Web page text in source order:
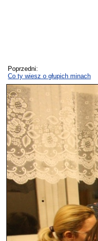
Poprzedni:
Co ty wiesz o głupich minach